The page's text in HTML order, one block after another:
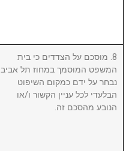
8. מוסכם על הצדדים כי בית
המשפט המוסמך במחוז תל אביב
נבחר על ידם כמקום השיפוט
הבלעדי לכל עניין הקשור ו/או
הנובע מהסכם זה.